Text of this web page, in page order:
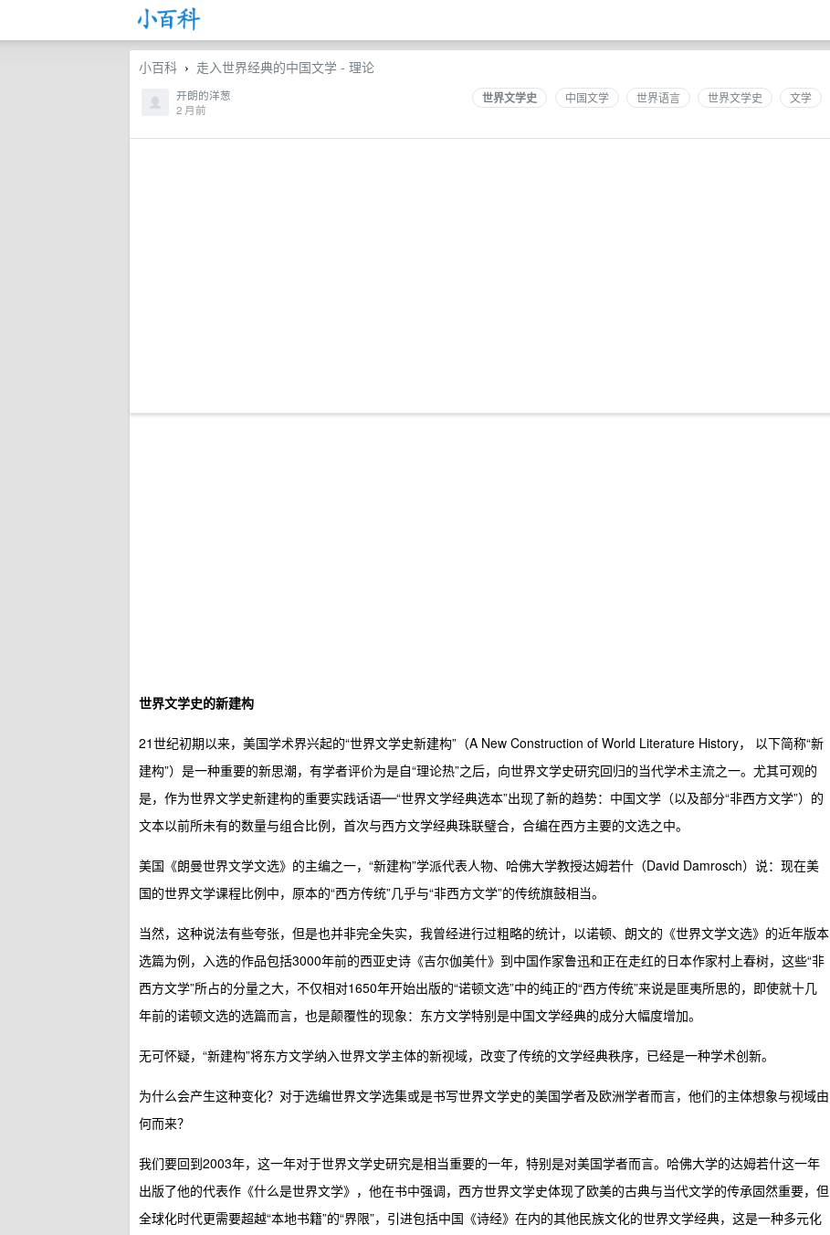
小百科 › 走入世界经典的中国文学 - 理论
世界文学史 中国文学 世界语言 世界文学史 文学
开朗的洋葱
2 月前
世界文学史的新建构
21世纪初期以来，美国学术界兴起的“世界文学史新建构”（A New Construction of World Literature History， 以下简称“新
建构”）是一种重要的新思潮，有学者评价为是自“理论热”之后，向世界文学史研究回归的当代学术主流之一。尤其可观的
是，作为世界文学史新建构的重要实践话语──“世界文学经典选本”出现了新的趋势：中国文学（以及部分“非西方文学”）的
文本以前所未有的数量与组合比例，首次与西方文学经典珠联璧合，合编在西方主要的文选之中。
美国《朗曼世界文学文选》的主编之一，“新建构”学派代表人物、哈佛大学教授达姆若什（David Damrosch）说：现在美
国的世界文学课程比例中，原本的“西方传统”几乎与“非西方文学”的传统旗鼓相当。
当然，这种说法有些夸张，但是也并非完全失实，我曾经进行过粗略的统计，以诺顿、朗文的《世界文学文选》的近年版本
选篇为例，入选的作品包括3000年前的西亚史诗《吉尔伽美什》到中国作家鲁迅和正在走红的日本作家村上春树，这些“非
西方文学”所占的分量之大，不仅相对1650年开始出版的“诺顿文选”中的纯正的“西方传统”来说是匪夷所思的，即使就十几
年前的诺顿文选的选篇而言，也是颠覆性的现象：东方文学特别是中国文学经典的成分大幅度增加。
无可怀疑，“新建构”将东方文学纳入世界文学主体的新视域，改变了传统的文学经典秩序，已经是一种学术创新。
为什么会产生这种变化？对于选编世界文学选集或是书写世界文学史的美国学者及欧洲学者而言，他们的主体想象与视域由
何而来？
我们要回到2003年，这一年对于世界文学史研究是相当重要的一年，特别是对美国学者而言。哈佛大学的达姆若什这一年
出版了他的代表作《什么是世界文学》，他在书中强调，西方世界文学史体现了欧美的古典与当代文学的传承固然重要，但
全球化时代更需要超越“本地书籍”的“界限”，引进包括中国《诗经》在内的其他民族文化的世界文学经典，这是一种多元化